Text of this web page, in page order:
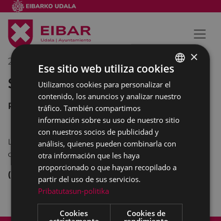
27/01/2018
San Blasak Eibarren - Cursillo
PORTALEA
La Asociación Cultural Arrate ha organizado el
cursillo
San Blasak Eibarren.
(bilingüe)
BASQUE
SPANISH
×
Ese sitio web utiliza cookies
Utilizamos cookies para personalizar el
contenido, los anuncios y analizar nuestro
tráfico. También compartimos
información sobre su uso de nuestro sitio
con nuestros socios de publicidad y
análisis, quienes pueden combinarla con
otra información que les haya
proporcionado o que hayan recopilado a
partir del uso de sus servicios.
Pribatutasun-politika
Cookies
Cookies de